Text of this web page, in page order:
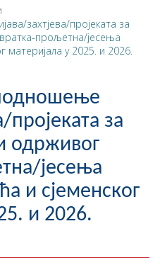
захтјева/пројеката за
прољетна/јесења
материјала у 2025. и 2026.
пројеката за
одрживог
јесења
и сјеменског
и 2026.